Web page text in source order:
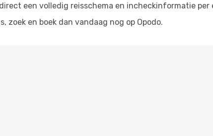
een volledig reisschema en incheckinformatie per
zoek en boek dan vandaag nog op Opodo.